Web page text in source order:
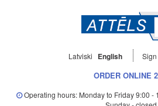
Latviski English Sign
ORDER ONLINE
Operating hours: Monday to Friday 9:00 -